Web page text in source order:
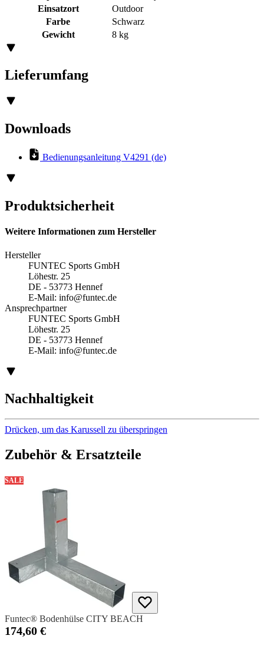
Einsatzort
Outdoor
Farbe
Schwarz
Gewicht
8 kg
Lieferumfang
Downloads
Bedienungsanleitung V4291 (de)
Produktsicherheit
Weitere Informationen zum Hersteller
Hersteller
FUNTEC Sports GmbH
Löhestr. 25
DE - 53773 Hennef
E-Mail: info@funtec.de
Ansprechpartner
FUNTEC Sports GmbH
Löhestr. 25
DE - 53773 Hennef
E-Mail: info@funtec.de
Nachhaltigkeit
Drücken, um das Karussell zu überspringen
Zubehör & Ersatzteile
SALE
Funtec® Bodenhülse CITY BEACH
174,60 €